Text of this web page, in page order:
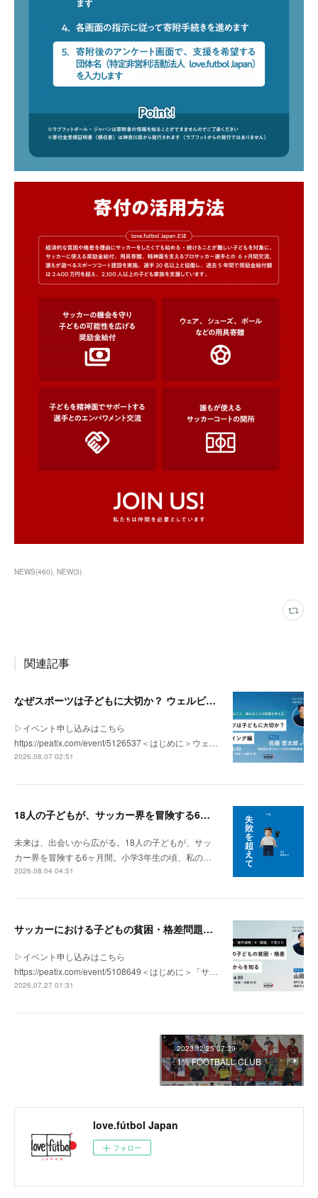
NEWS(460) NEW(3)
関連記事
なぜスポーツは子どもに大切か？ ウェルビーイング編 | 「社会とサッカー」 vol.2
▷イベント申し込みはこちら
https://peatix.com/event/5126537＜はじめに＞ウェ…
2026.08.07 02:51
18人の子どもが、サッカー界を冒険する6ヶ月間。
未来は、出会いから広がる。18人の子どもが、サッ
カー界を冒険する6ヶ月間。小学3年生の頃、私の…
2026.08.04 04:51
サッカーにおける子どもの貧困・格差問題の現状 | 「社会とサッカー」vol.1
▷イベント申し込みはこちら
https://peatix.com/event/5108649＜はじめに＞「サ…
2026.07.27 01:31
2023.12.25 07:39
1% FOOTBALL CLUB
love.fútbol Japan
フォロー